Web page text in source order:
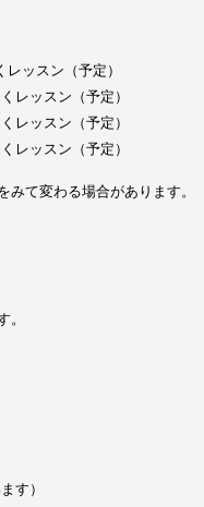
ッスン（予定）
ッスン（予定）
ッスン（予定）
ッスン（予定）
て変わる場合があります。
。
す）